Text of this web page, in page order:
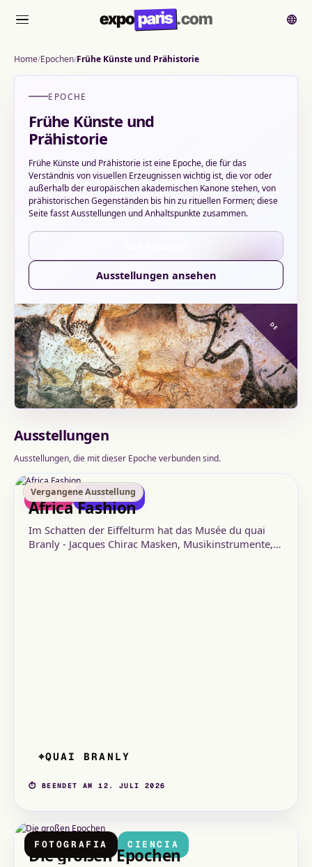
Menü expoparis.com
Home Epochen Frühe Künste und Prähistorie
EPOCHE
Frühe Künste und
Prähistorie
Frühe Künste und Prähistorie ist eine Epoche, die für das
Verständnis von visuellen Erzeugnissen wichtig ist, die vor oder
außerhalb der europäischen akademischen Kanone stehen, von
prähistorischen Gegenständen bis hin zu rituellen Formen; diese
Seite fasst Ausstellungen und Anhaltspunkte zusammen.
Ausstellungen ansehen
DE
Ausstellungen
Ausstellungen, die mit dieser Epoche verbunden sind.
Vergangene Ausstellung
MODA MALEREI
Africa Fashion
Im Schatten der Eiffelturm hat das Musée du quai
Branly - Jacques Chirac Masken, Musikinstrumente,
⌖QUAI BRANLY
⏱ BEENDET AM 12. JULI 2026
FOTOGRAFIA CIENCIA
Die großen Epochen